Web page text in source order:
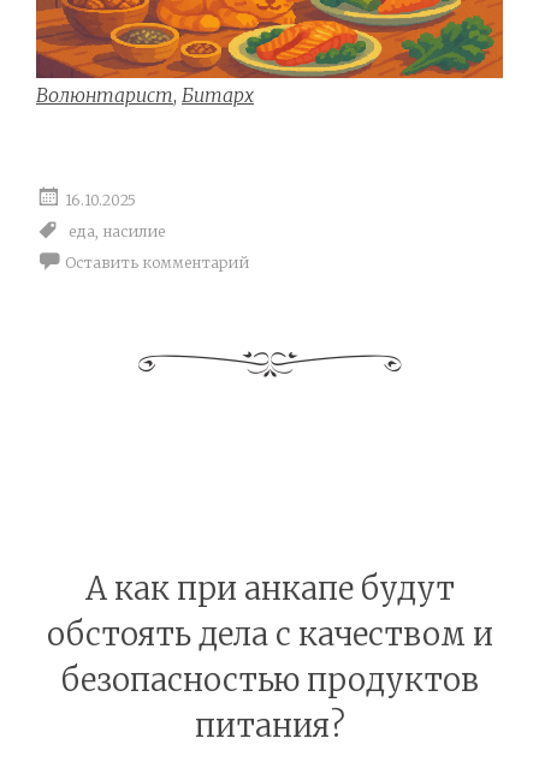
Волюнтарист, Битарх
16.10.2025
еда насилие
Оставить комментарий
А как при анкапе будут
обстоять дела с качеством и
безопасностью продуктов
питания?